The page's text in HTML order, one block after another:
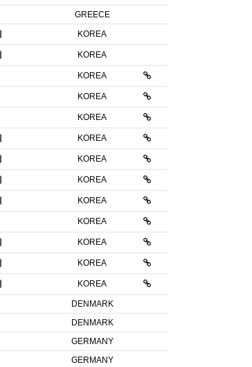
GREECE
KOREA
KOREA
KOREA
KOREA
KOREA
KOREA
KOREA
KOREA
KOREA
KOREA
KOREA
KOREA
KOREA
DENMARK
DENMARK
GERMANY
GERMANY